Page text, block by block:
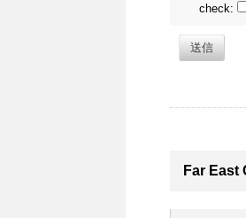
check:
送信
Far East